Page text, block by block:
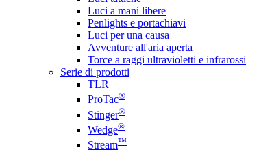
Luci a mani libere
Penlights e portachiavi
Luci per una causa
Avventure all'aria aperta
Torce a raggi ultravioletti e infrarossi
Serie di prodotti
TLR
ProTac®
Stinger®
Wedge®
Stream™